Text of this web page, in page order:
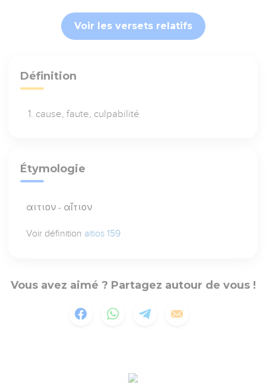
Voir les versets relatifs
Définition
cause, faute, culpabilité
Étymologie
αιτιον - αἴτιον
Voir définition aitios 159
Vous avez aimé ? Partagez autour de vous !